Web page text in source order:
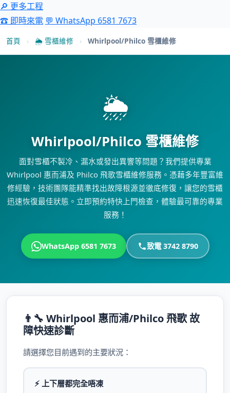
🔎 更多工程
☎ 即時來電 💬 WhatsApp 6581 7673
首頁 › 🌦 雪櫃維修 › Whirlpool/Philco 雪櫃維修
🌦
Whirlpool/Philco 雪櫃維修
面對雪櫃不製冷、漏水或發出異響等問題？我們提供專業
Whirlpool 惠而浦及 Philco 飛歌雪櫃維修服務。憑藉多年豐富維
修經驗，技術團隊能精準找出故障根源並徹底修復，讓您的雪櫃
迅速恢復最佳狀態。立即預約特快上門檢查，體驗最可靠的專業
服務！
WhatsApp 6581 7673 致電 3742 8790
👨‍🔧 Whirlpool 惠而浦/Philco 飛歌 故
障快速診斷
請選擇您目前遇到的主要狀況：
⚡ 上下層都完全唔凍